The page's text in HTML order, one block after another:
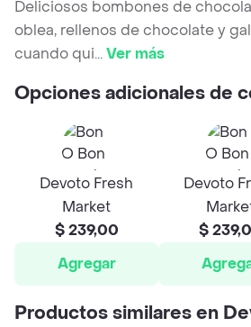
Deliciosos bombones de
oblea, rellenos de chocolate y
cuando qui...Ver más
Opciones adicionales de
Devoto Fresh
Market
$ 239,00
Agregar
Devoto
$
Productos similares en